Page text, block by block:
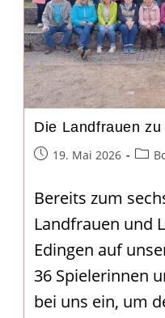
Die Landfrauen
Beitrag19. Mai 2026
Bereits zum
Landfrauen und
Edingen auf
36 Spielerinnen
bei uns ein, um